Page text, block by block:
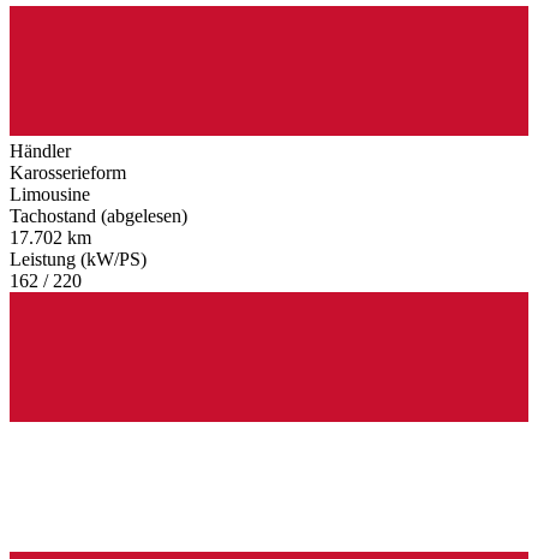
Händler
Karosserieform
Limousine
Tachostand (abgelesen)
17.702 km
Leistung (kW/PS)
162 / 220